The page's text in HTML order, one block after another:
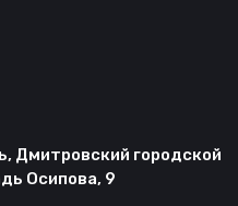
Дмитровский городской
Осипова, 9